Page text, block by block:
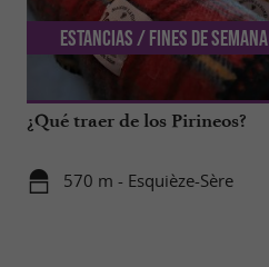
¿Qué traer de los Pirineos?
570 m - Esquièze-Sère
Estancias / Fines de semana